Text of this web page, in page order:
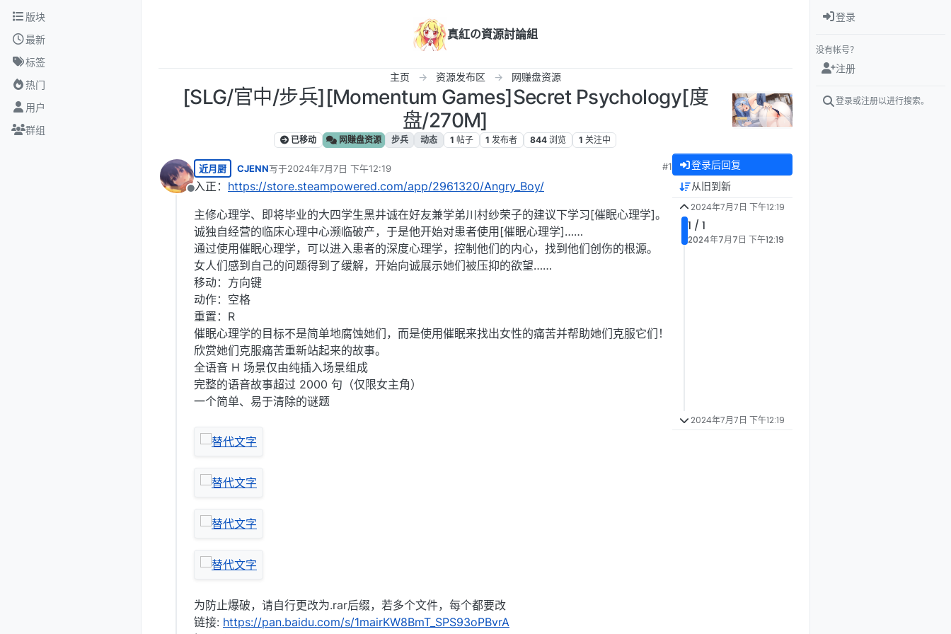
跳转至内容
版块
最新
标签
热门
用户
群组
真紅の資源討論組
主页 资源发布区 网赚盘资源
[SLG/官中/步兵][Momentum Games]Secret Psychology[度
盘/270M]
已移动 网赚盘资源 步兵 动态 1 帖子 1 发布者 844 浏览 1 关注中
离线
近月厨 CJENN写于2024年7月7日 下午12:19
最后由 编辑
#1
入正： https://store.steampowered.com/app/2961320/Angry_Boy/
主修心理学、即将毕业的大四学生黑井诚在好友兼学弟川村纱荣子的建议下学习[催眠心理学]。
诚独自经营的临床心理中心濒临破产，于是他开始对患者使用[催眠心理学]……
通过使用催眠心理学，可以进入患者的深度心理学，控制他们的内心，找到他们创伤的根源。
女人们感到自己的问题得到了缓解，开始向诚展示她们被压抑的欲望……
移动：方向键
动作：空格
重置：R
催眠心理学的目标不是简单地腐蚀她们，而是使用催眠来找出女性的痛苦并帮助她们克服它们！
欣赏她们克服痛苦重新站起来的故事。
全语音 H 场景仅由纯插入场景组成
完整的语音故事超过 2000 句（仅限女主角）
一个简单、易于清除的谜题
为防止爆破，请自行更改为.rar后缀，若多个文件，每个都要改
链接: https://pan.baidu.com/s/1mairKW8BmT_SPS93oPBvrA
登录后回复
从旧到新
2024年7月7日 下午12:19
1 / 1
2024年7月7日 下午12:19
2024年7月7日 下午12:19
登录
没有帐号？
注册
登录或注册以进行搜索。